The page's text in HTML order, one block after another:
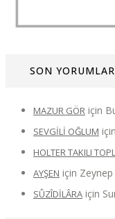
SON YORUMLAR
MAZUR GÖR için
SEVGİLİ OĞLUM için
HOLTER TAKILI
AYŞEN için
SÛZÎDİLÂRA için